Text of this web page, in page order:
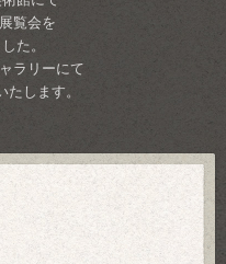
覧会を
た。
ラリーにて
します。